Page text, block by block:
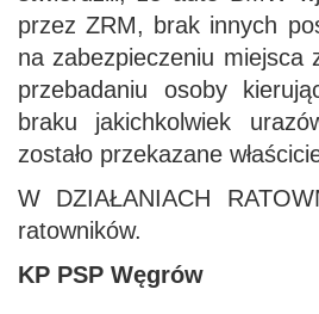
przez ZRM, brak innych
na zabezpieczeniu miejsca
przebadaniu osoby
braku jakichkolwiek
zostało przekazane
W DZIAŁANIACH
ratowników.
KP PSP Węgrów